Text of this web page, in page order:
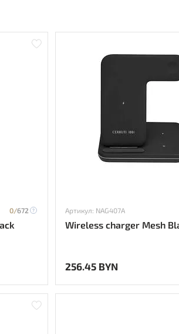
0/672 Артикул: NAG407A
Wireless charger Mesh
256.45 BYN